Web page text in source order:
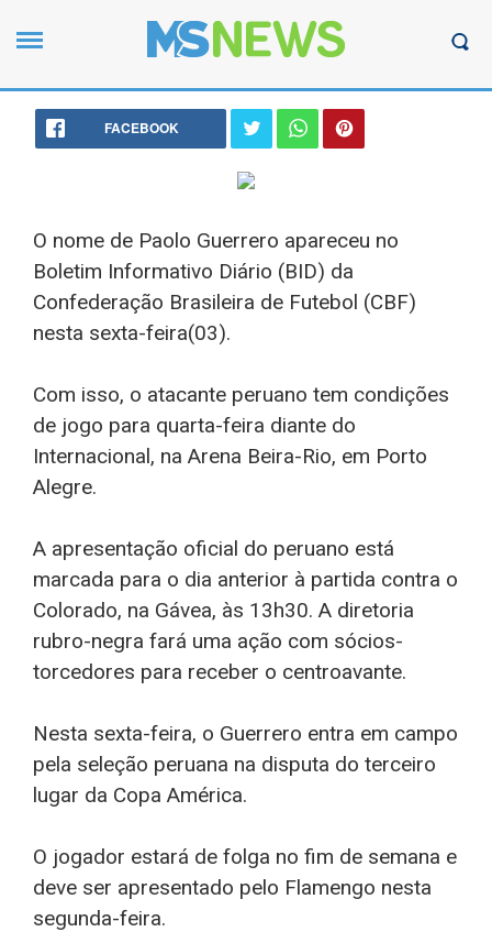
FACEBOOK
O nome de Paolo Guerrero apareceu no
Boletim Informativo Diário (BID) da
Confederação Brasileira de Futebol (CBF)
nesta sexta-feira(03).
Com isso, o atacante peruano tem condições
de jogo para quarta-feira diante do
Internacional, na Arena Beira-Rio, em Porto
Alegre.
A apresentação oficial do peruano está
marcada para o dia anterior à partida contra o
Colorado, na Gávea, às 13h30. A diretoria
rubro-negra fará uma ação com sócios-
torcedores para receber o centroavante.
Nesta sexta-feira, o Guerrero entra em campo
pela seleção peruana na disputa do terceiro
lugar da Copa América.
O jogador estará de folga no fim de semana e
deve ser apresentado pelo Flamengo nesta
segunda-feira.